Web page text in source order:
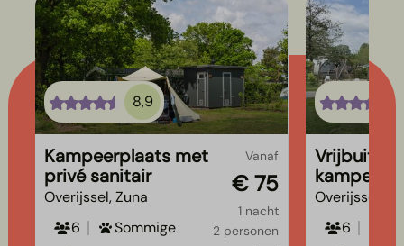
8,9
Vanaf
€ 75
1 nacht
2 personen
Kampeerplaats met
privé sanitair
Overijssel, Zuna
6
Sommige
Vrijbuiter
Overijssel,
6